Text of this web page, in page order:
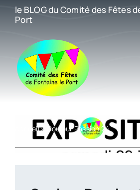
Passer
contenu
le BLOG du Comité des Fêtes
Port
Accueil» Couleur Passion 24